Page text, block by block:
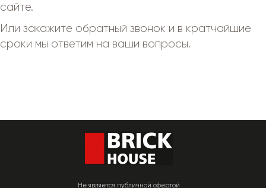
сайте.
Или закажите обратный звонок и в кратчайшие
сроки мы ответим на ваши вопросы.
Не является публичной офертой